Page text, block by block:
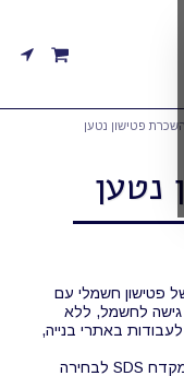
השכרת פטישון נטען
נטען
פטישון חשמלי עם
גישה לחשמל, ללא
באתרי בנייה,